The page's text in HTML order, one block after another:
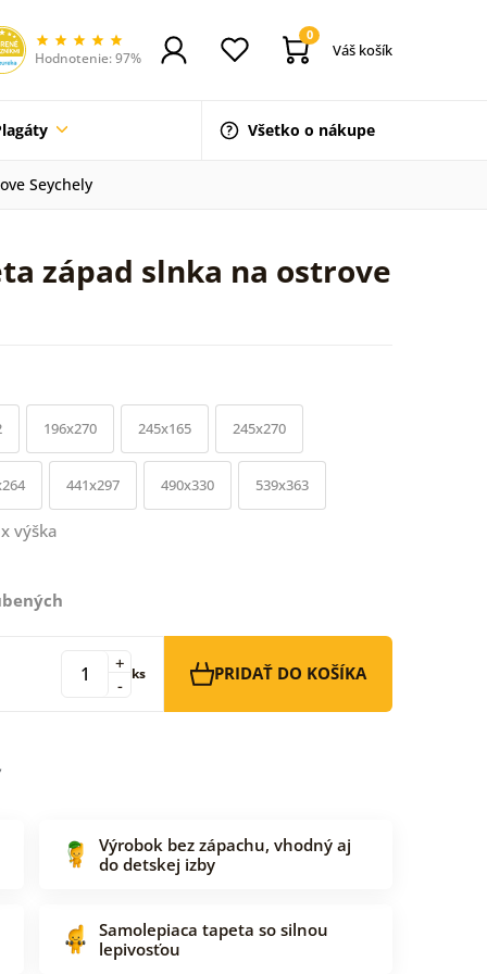
Hodnotenie: 97%
0
Váš košík
Všetko o nákupe
Seychely
západ slnka na ostrove
196x270 245x165 245x270
441x297 490x330 539x363
výška
-
+ ks PRIDAŤ DO KOŠÍKA
Výrobok bez zápachu, vhodný aj
do detskej izby
Samolepiaca tapeta so silnou
lepivosťou